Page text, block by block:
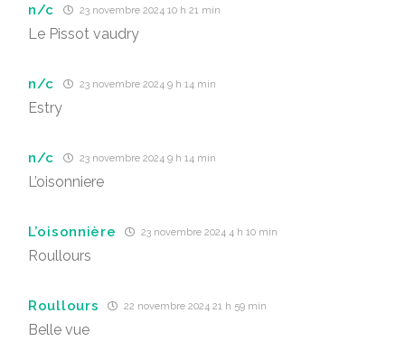
n/c 23 novembre 2024 10 h 21 min
Le Pissot vaudry
n/c 23 novembre 2024 9 h 14 min
Estry
n/c 23 novembre 2024 9 h 14 min
L’oisonniere
L’oisonnière 23 novembre 2024 4 h 10 min
Roullours
Roullours 22 novembre 2024 21 h 59 min
Belle vue